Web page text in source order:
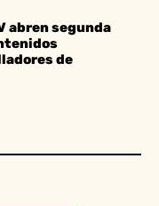
abren segunda
de